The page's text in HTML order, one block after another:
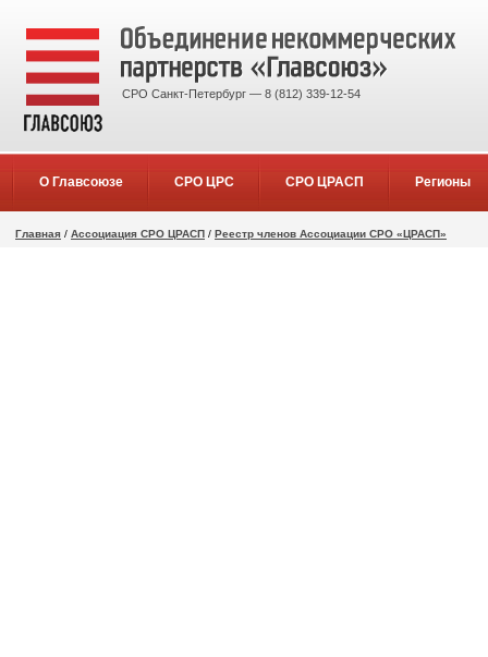
СРО Санкт-Петербург — 8 (812) 339-12-54
О Главсоюзе СРО ЦРС СРО ЦРАСП Регионы
Главная / Ассоциация СРО ЦРАСП / Реестр членов Ассоциации СРО «ЦРАСП»